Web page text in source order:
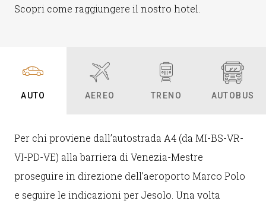
Scopri come raggiungere il nostro hotel.
AUTO AEREO TRENO AUTOBUS
Per chi proviene dall’autostrada A4 (da MI-BS-VR-
VI-PD-VE) alla barriera di Venezia-Mestre
proseguire in direzione dell’aeroporto Marco Polo
e seguire le indicazioni per Jesolo. Una volta
Gli aeroporti più vicini a noi sono il Marco Polo di
Tessera, a soli 30 km, e il San Giuseppe di Treviso a
40 km.
Da entrambi gli aeroporti c’è un servizio autobus
Le stazioni ferroviarie più vicine a noi sono due: la
stazione di Mestre, a 45 km, e la stazione di San
Donà di Piave, a 17 km.
Da entrambe le stazioni parte un servizio autobus
Le linee degli autobus fermano tutte nella stazione
di Jesolo e da lì dovete prendere l’autobus n° 2 per
Cortellazzo, proseguire per circa 2 Km e fermarvi
circa 200 metri dopo piazza Milano.